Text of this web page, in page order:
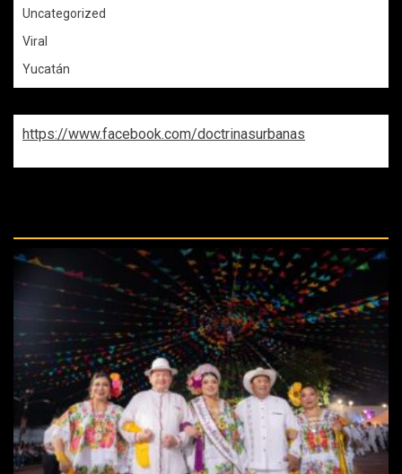
Uncategorized
Viral
Yucatán
https://www.facebook.com/doctrinasurbanas